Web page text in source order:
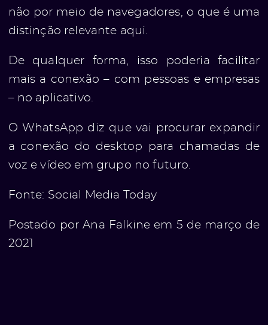
não por meio de navegadores, o que é uma
distinção relevante aqui.
De qualquer forma, isso poderia facilitar
mais a conexão – com pessoas e empresas
– no aplicativo.
O WhatsApp diz que vai procurar expandir
a conexão do desktop para chamadas de
voz e vídeo em grupo no futuro.
Fonte: Social Media Today
Postado por Ana Falkine em 5 de março de
2021